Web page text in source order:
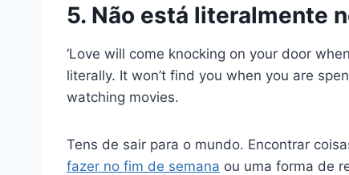
5. Não está literalmente
‘Love will come knocking on your door
literally. It won’t find you when you are
watching movies.
Tens de sair para o mundo. Encontrar
fazer no fim de semana ou uma forma de